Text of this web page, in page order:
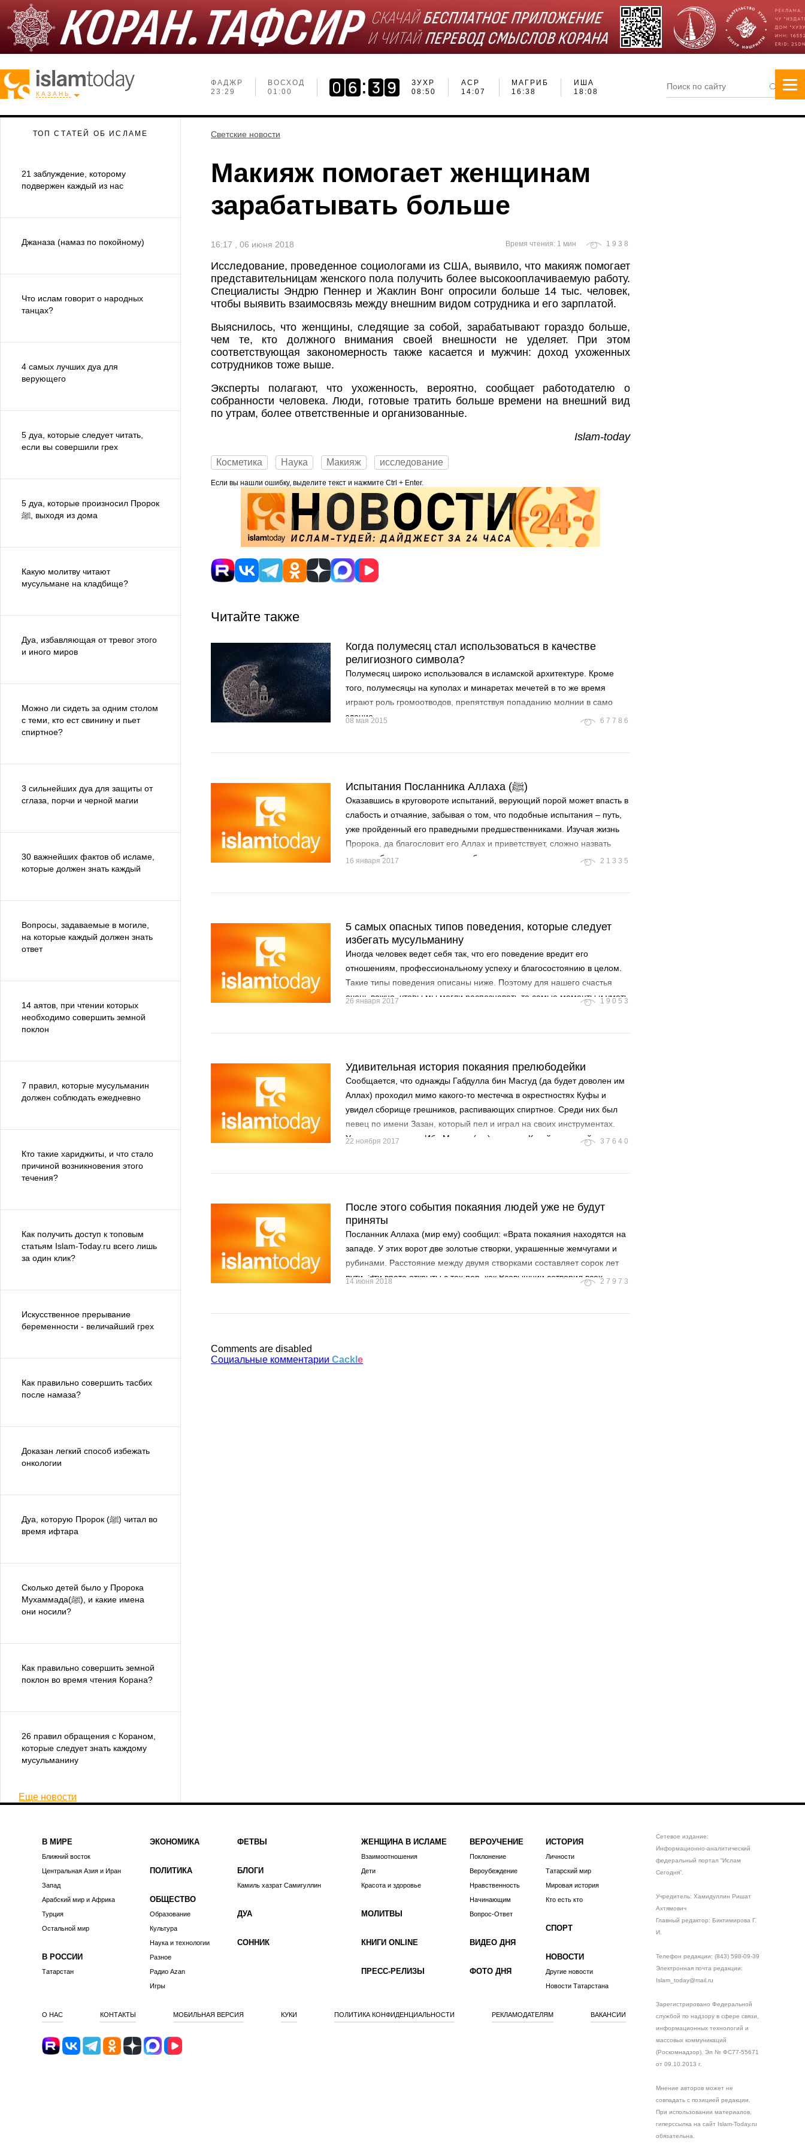
КАЗАНЬ
ФАДЖР
23:29
ВОСХОД
01:00
ЗУХР
08:50
АСР
14:07
МАГРИБ
16:38
ИША
18:08
ТОП СТАТЕЙ ОБ ИСЛАМЕ
21 заблуждение, которому
подвержен каждый из нас
Джаназа (намаз по покойному)
Что ислам говорит о народных
танцах?
4 самых лучших дуа для
верующего
5 дуа, которые следует читать,
если вы совершили грех
5 дуа, которые произносил Пророк
ﷺ, выходя из дома
Какую молитву читают
мусульмане на кладбище?
Дуа, избавляющая от тревог этого
и иного миров
Можно ли сидеть за одним столом
с теми, кто ест свинину и пьет
спиртное?
3 сильнейших дуа для защиты от
сглаза, порчи и черной магии
30 важнейших фактов об исламе,
которые должен знать каждый
Вопросы, задаваемые в могиле,
на которые каждый должен знать
ответ
14 аятов, при чтении которых
необходимо совершить земной
поклон
7 правил, которые мусульманин
должен соблюдать ежедневно
Кто такие хариджиты, и что стало
причиной возникновения этого
течения?
Как получить доступ к топовым
статьям Islam-Today.ru всего лишь
за один клик?
Искусственное прерывание
беременности - величайший грех
Как правильно совершить тасбих
после намаза?
Доказан легкий способ избежать
онкологии
Дуа, которую Пророк (ﷺ) читал во
время ифтара
Сколько детей было у Пророка
Мухаммада(ﷺ), и какие имена
они носили?
Как правильно совершить земной
поклон во время чтения Корана?
26 правил обращения с Кораном,
которые следует знать каждому
мусульманину
Еще новости
Светские новости
Макияж помогает женщинам
зарабатывать больше
16:17 , 06 июня 2018 Время чтения: 1 мин 1938
Исследование, проведенное социологами из США, выявило, что макияж помогает
представительницам женского пола получить более высокооплачиваемую работу.
Специалисты Эндрю Пеннер и Жаклин Вонг опросили больше 14 тыс. человек,
чтобы выявить взаимосвязь между внешним видом сотрудника и его зарплатой.
Выяснилось, что женщины, следящие за собой, зарабатывают гораздо больше,
чем те, кто должного внимания своей внешности не уделяет. При этом
соответствующая закономерность также касается и мужчин: доход ухоженных
сотрудников тоже выше.
Эксперты полагают, что ухоженность, вероятно, сообщает работодателю о
собранности человека. Люди, готовые тратить больше времени на внешний вид
по утрам, более ответственные и организованные.
Islam-today
Косметика Наука Макияж исследование
Если вы нашли ошибку, выделите текст и нажмите Ctrl + Enter.
Читайте также
Когда полумесяц стал использоваться в качестве
религиозного символа?
Полумесяц широко использовался в исламской архитектуре. Кроме
того, полумесяцы на куполах и минаретах мечетей в то же время
играют роль громоотводов, препятствуя попаданию молнии в само
здание...
08 мая 2015 67786
Испытания Посланника Аллаха (ﷺ)
Оказавшись в круговороте испытаний, верующий порой может впасть в
слабость и отчаяние, забывая о том, что подобные испытания – путь,
уже пройденный его праведными предшественниками. Изучая жизнь
Пророка, да благословит его Аллах и приветствует, сложно назвать
какое-либо испытание, которое бы его не постигло…
16 января 2017 21335
5 самых опасных типов поведения, которые следует
избегать мусульманину
Иногда человек ведет себя так, что его поведение вредит его
отношениям, профессиональному успеху и благосостоянию в целом.
Такие типы поведения описаны ниже. Поэтому для нашего счастья
очень важно, чтобы мы могли распознавать те самые моменты и уметь
26 января 2017 19053
Удивительная история покаяния прелюбодейки
Сообщается, что однажды Габдулла бин Масгуд (да будет доволен им
Аллах) проходил мимо какого-то местечка в окрестностях Куфы и
увидел сборище грешников, распивающих спиртное. Среди них был
певец по имени Зазан, который пел и играл на своих инструментах.
Услышав его голос, Ибн Масгуд (р.г.) сказал: «Какой приятный голос,
22 ноября 2017 37640
После этого события покаяния людей уже не будут
приняты
Посланник Аллаха (мир ему) сообщил: «Врата покаяния находятся на
западе. У этих ворот две золотые створки, украшенные жемчугами и
рубинами. Расстояние между двумя створками составляет сорок лет
пути. Эти врата открыты с тех пор, как Всевышний сотворил всех
14 июня 2018 27973
Comments are disabled
Социальные комментарии Cackl e
В МИРЕ
Ближний восток
Центральная Азия и Иран
Запад
Арабский мир и Африка
Турция
Остальной мир
В РОССИИ
Татарстан
ЭКОНОМИКА
ПОЛИТИКА
ОБЩЕСТВО
Образование
Культура
Наука и технологии
Разное
Радио Azan
Игры
ФЕТВЫ
БЛОГИ
Камиль хазрат Самигуллин
ДУА
СОННИК
ЖЕНЩИНА В ИСЛАМЕ
Взаимоотношения
Дети
Красота и здоровье
МОЛИТВЫ
КНИГИ ONLINE
ПРЕСС-РЕЛИЗЫ
ВЕРОУЧЕНИЕ
Поклонение
Вероубеждение
Нравственность
Начинающим
Вопрос-Ответ
ВИДЕО ДНЯ
ФОТО ДНЯ
ИСТОРИЯ
Личности
Татарский мир
Мировая история
Кто есть кто
СПОРТ
НОВОСТИ
Другие новости
Новости Татарстана
О НАС КОНТАКТЫ МОБИЛЬНАЯ ВЕРСИЯ КУКИ ПОЛИТИКА КОНФИДЕНЦИАЛЬНОСТИ РЕКЛАМОДАТЕЛЯМ ВАКАНСИИ
Сетевое издание:
Информационно-аналитический
федеральный портал “Ислам
Сегодня”.
Учредитель: Хамидуллин Ришат
Ахтямович
Главный редактор: Биктимирова Г.
И.
Телефон редакции: (843) 598-09-39
Электронная почта редакции:
Islam_today@mail.ru
Зарегистрировано Федеральной
службой по надзору в сфере связи,
информационных технологий и
массовых коммуникаций
(Роскомнадзор). Эл № ФС77-55671
от 09.10.2013 г.
Мнение авторов может не
совпадать с позицией редакции.
При использовании материалов,
гиперссылка на сайт Islam-Today.ru
обязательна.